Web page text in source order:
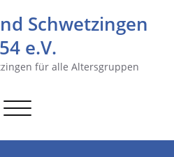
Schwetzingen
e.V.
für alle Altersgruppen
Navigation